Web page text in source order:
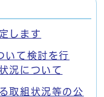
します
いて検討を行
況について
取組状況等の公